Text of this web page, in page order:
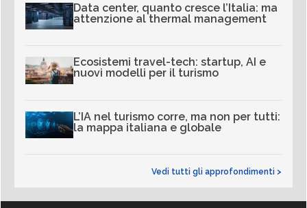
Data center, quanto cresce l’Italia: ma
attenzione al thermal management
Ecosistemi travel-tech: startup, AI e
nuovi modelli per il turismo
L’IA nel turismo corre, ma non per tutti:
la mappa italiana e globale
Vedi tutti gli approfondimenti >